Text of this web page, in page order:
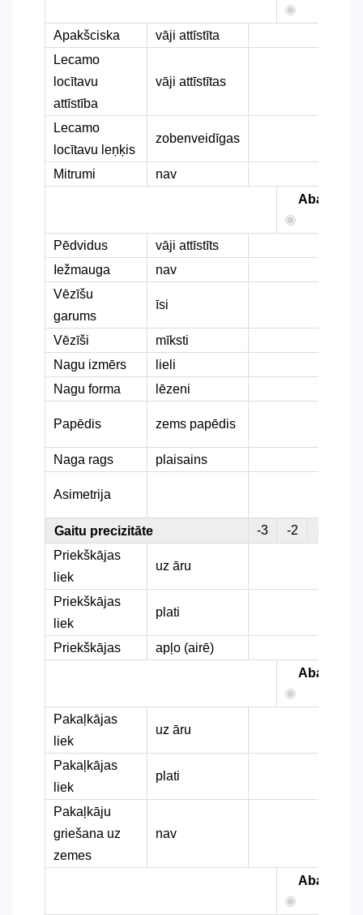
Apakšciska
vāji attīstīta
Lecamo
locītavu
attīstība
vāji attīstītas
Lecamo
locītavu leņķis
zobenveidīgas
Mitrumi
nav
Abas
Pēdvidus
vāji attīstīts
Iežmauga
nav
Vēzīšu
garums
īsi
Vēzīši
mīksti
Nagu izmērs
lieli
Nagu forma
lēzeni
Papēdis zems papēdis
Naga rags plaisains
Asimetrija
Gaitu precizitāte -3 -2 -1
Priekškājas
liek
uz āru
Priekškājas
liek
plati
Priekškājas
apļo (airē)
Abas
Pakaļkājas
liek
uz āru
Pakaļkājas
liek
plati
Pakaļkāju
griešana uz
zemes
nav
Abas